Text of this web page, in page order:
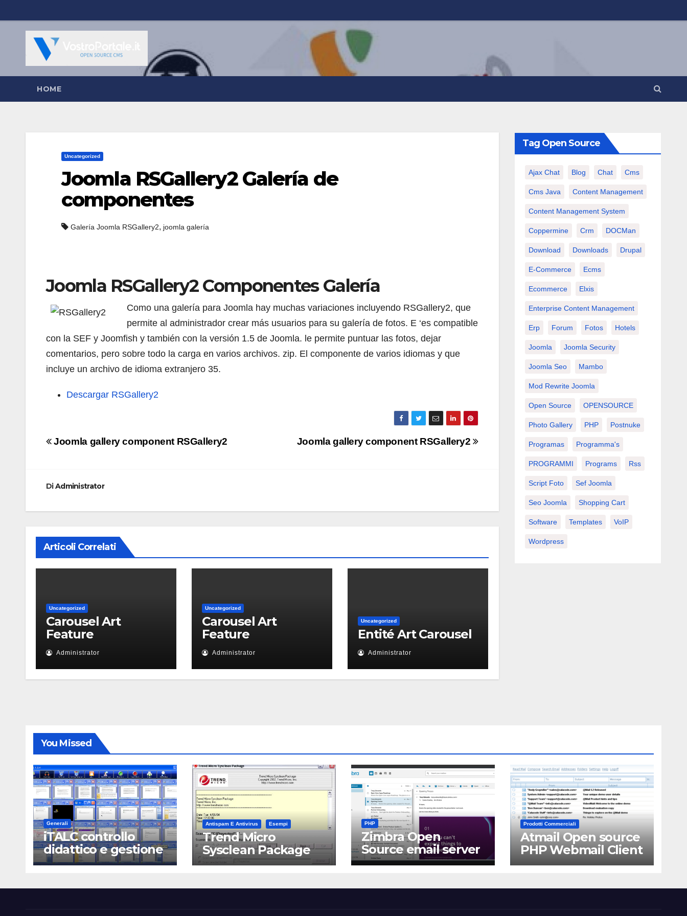
al
contenuto
HOME
Uncategorized
Joomla RSGallery2 Galería de
componentes
Galería Joomla RSGallery2, joomla galería
Joomla RSGallery2 Componentes Galería
Como una galería para Joomla hay muchas variaciones incluyendo RSGallery2, que
permite al administrador crear más usuarios para su galería de fotos. E ‘es compatible
con la SEF y Joomfish y también con la versión 1.5 de Joomla. le permite puntuar las fotos, dejar
comentarios, pero sobre todo la carga en varios archivos. zip. El componente de varios idiomas y que
incluye un archivo de idioma extranjero 35.
Descargar RSGallery2
Navigazione
Joomla gallery component RSGallery2
Joomla gallery component RSGallery2
DiAdministrator
Articoli Correlati
Uncategorized
Carousel Art
Feature
Administrator
Uncategorized
Carousel Art
Feature
Administrator
Uncategorized
Entité Art Carousel
Administrator
Tag Open Source
Ajax Chat Blog Chat Cms
Cms Java Content Management
Content Management System
Coppermine Crm DOCMan
Download Downloads Drupal
E-Commerce Ecms
Ecommerce Elxis
Enterprise Content Management
Erp Forum Fotos Hotels
Joomla Joomla Security
Joomla Seo Mambo
Mod Rewrite Joomla
Open Source OPENSOURCE
Photo Gallery PHP Postnuke
Programas Programma's
PROGRAMMI Programs Rss
Script Foto Sef Joomla
Seo Joomla Shopping Cart
Software Templates VoIP
Wordpress
You Missed
Generali
iTALC controllo
didattico e gestione
LAN scolastica
Antispam E Antivirus Esempi
Trend Micro
Sysclean Package
PHP
Zimbra Open
Source email server
software
Prodotti Commerciali
Atmail Open source
PHP Webmail Client